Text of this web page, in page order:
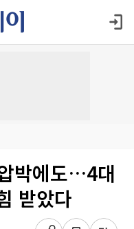
박에도…4대
받았다